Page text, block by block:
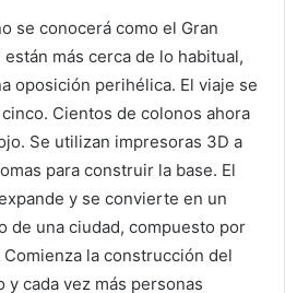
se conocerá como el Gran
más cerca de lo habitual,
oposición perihélica. El viaje se
Cientos de colonos ahora
Se utilizan impresoras 3D a
para construir la base. El
y se convierte en un
de una ciudad, compuesto por
la construcción del
cada vez más personas